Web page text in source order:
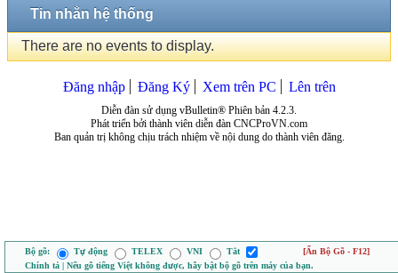
Tin nhắn hệ thống
There are no events to display.
Đăng nhập Đăng Ký Xem trên PC Lên trên
Diễn đàn sử dụng vBulletin® Phiên bản 4.2.3.
Phát triển bởi thành viên diễn đàn CNCProVN.com
Ban quản trị không chịu trách nhiệm về nội dung do thành viên đăng.
Bộ gõ: Tự động TELEX VNI Tắt
[Ẩn Bộ Gõ - F12]
Chính tả | Nếu gõ tiếng Việt không được, hãy bật bộ gõ trên máy của bạn.